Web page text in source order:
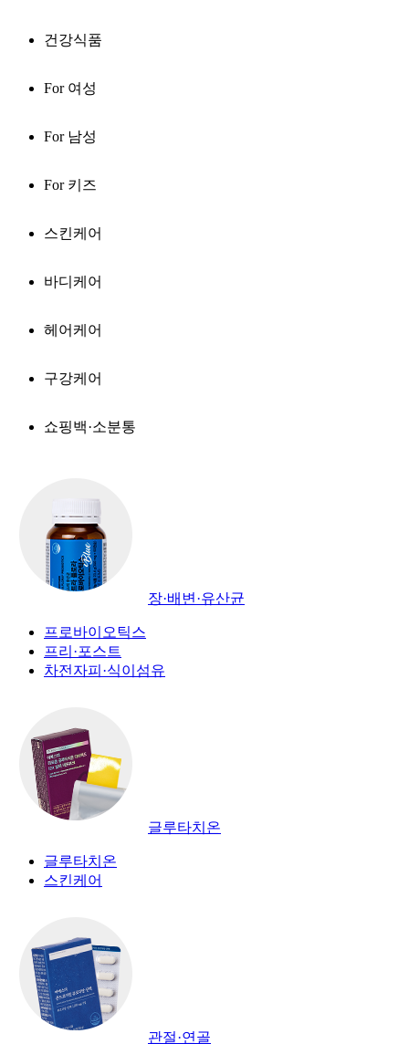
건강식품
For 여성
For 남성
For 키즈
스킨케어
바디케어
헤어케어
구강케어
쇼핑백·소분통
장·배변·유산균
프로바이오틱스
프리·포스트
차전자피·식이섬유
글루타치온
글루타치온
스킨케어
관절·연골